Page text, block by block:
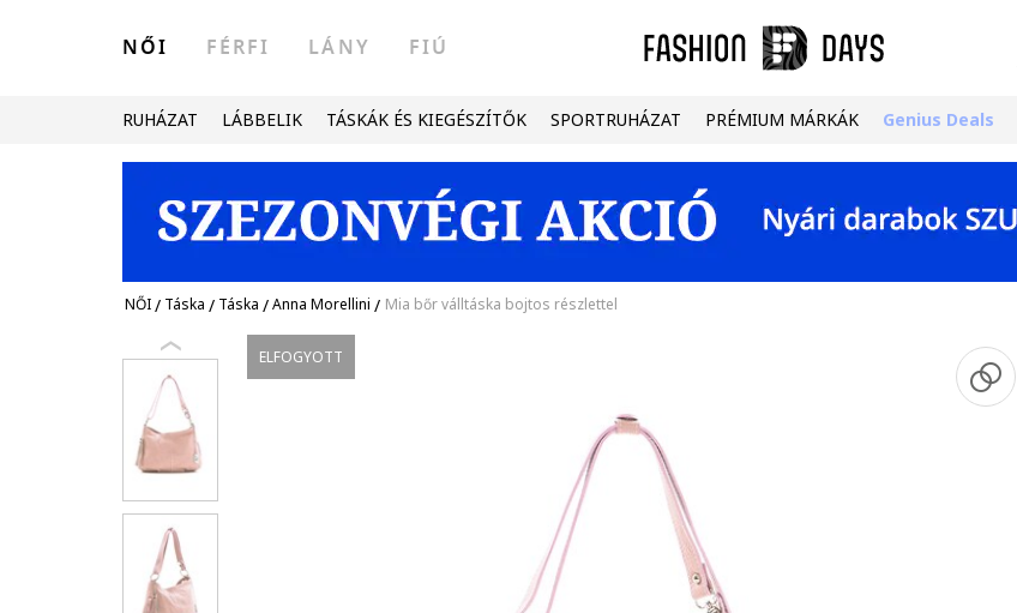
NŐI FÉRFI LÁNY FIÚ
RUHÁZAT LÁBBELIK TÁSKÁK ÉS KIEGÉSZÍTŐK SPORTRUHÁZAT PRÉMIUM MÁRKÁK Genius Deals
NŐI/ Táska / Táska /Anna Morellini / Mia bőr válltáska bojtos részlettel
ELFOGYOTT